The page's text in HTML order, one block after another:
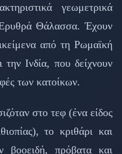
γεωμετρικά
Θάλασσα. Έχουν
από τη Ρωμαϊκή
Ινδία, που δείχνουν
των κατοίκων.
στο τεφ (ένα είδος
το κριθάρι και
βοοειδή, πρόβατα και